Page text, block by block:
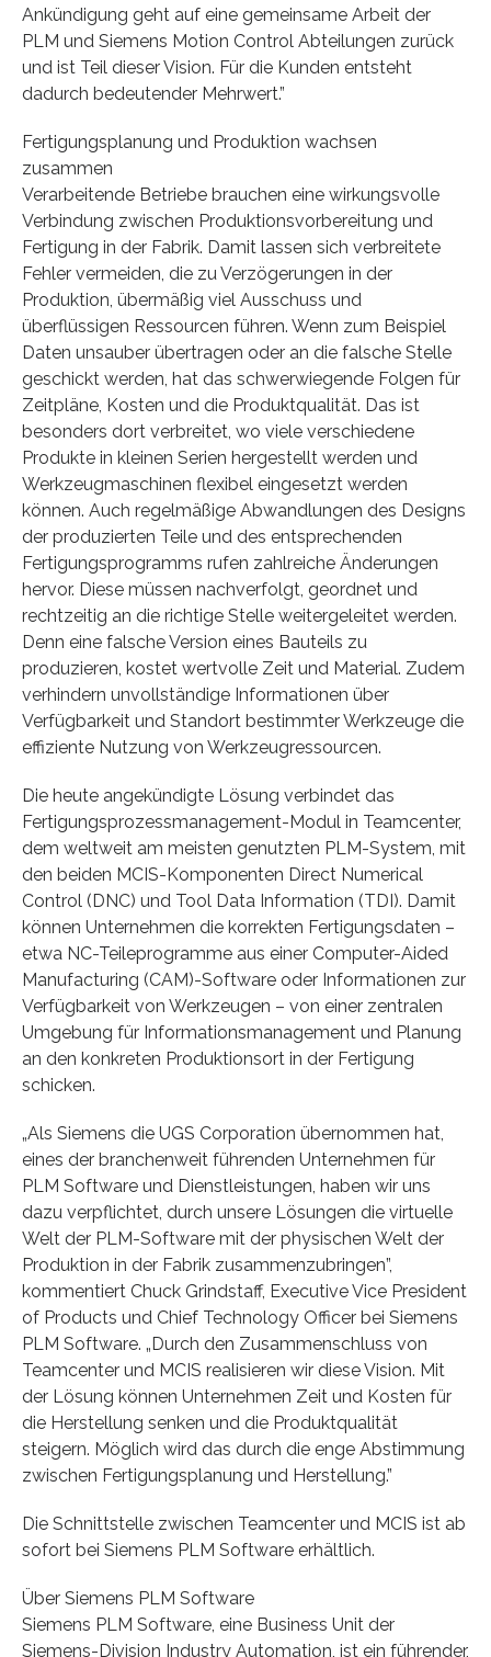
Ankündigung geht auf eine gemeinsame Arbeit der
PLM und Siemens Motion Control Abteilungen zurück
und ist Teil dieser Vision. Für die Kunden entsteht
dadurch bedeutender Mehrwert.”
Fertigungsplanung und Produktion wachsen
zusammen
Verarbeitende Betriebe brauchen eine wirkungsvolle
Verbindung zwischen Produktionsvorbereitung und
Fertigung in der Fabrik. Damit lassen sich verbreitete
Fehler vermeiden, die zu Verzögerungen in der
Produktion, übermäßig viel Ausschuss und
überflüssigen Ressourcen führen. Wenn zum Beispiel
Daten unsauber übertragen oder an die falsche Stelle
geschickt werden, hat das schwerwiegende Folgen für
Zeitpläne, Kosten und die Produktqualität. Das ist
besonders dort verbreitet, wo viele verschiedene
Produkte in kleinen Serien hergestellt werden und
Werkzeugmaschinen flexibel eingesetzt werden
können. Auch regelmäßige Abwandlungen des Designs
der produzierten Teile und des entsprechenden
Fertigungsprogramms rufen zahlreiche Änderungen
hervor. Diese müssen nachverfolgt, geordnet und
rechtzeitig an die richtige Stelle weitergeleitet werden.
Denn eine falsche Version eines Bauteils zu
produzieren, kostet wertvolle Zeit und Material. Zudem
verhindern unvollständige Informationen über
Verfügbarkeit und Standort bestimmter Werkzeuge die
effiziente Nutzung von Werkzeugressourcen.
Die heute angekündigte Lösung verbindet das
Fertigungsprozessmanagement-Modul in Teamcenter,
dem weltweit am meisten genutzten PLM-System, mit
den beiden MCIS-Komponenten Direct Numerical
Control (DNC) und Tool Data Information (TDI). Damit
können Unternehmen die korrekten Fertigungsdaten –
etwa NC-Teileprogramme aus einer Computer-Aided
Manufacturing (CAM)-Software oder Informationen zur
Verfügbarkeit von Werkzeugen – von einer zentralen
Umgebung für Informationsmanagement und Planung
an den konkreten Produktionsort in der Fertigung
schicken.
„Als Siemens die UGS Corporation übernommen hat,
eines der branchenweit führenden Unternehmen für
PLM Software und Dienstleistungen, haben wir uns
dazu verpflichtet, durch unsere Lösungen die virtuelle
Welt der PLM-Software mit der physischen Welt der
Produktion in der Fabrik zusammenzubringen”,
kommentiert Chuck Grindstaff, Executive Vice President
of Products und Chief Technology Officer bei Siemens
PLM Software. „Durch den Zusammenschluss von
Teamcenter und MCIS realisieren wir diese Vision. Mit
der Lösung können Unternehmen Zeit und Kosten für
die Herstellung senken und die Produktqualität
steigern. Möglich wird das durch die enge Abstimmung
zwischen Fertigungsplanung und Herstellung.”
Die Schnittstelle zwischen Teamcenter und MCIS ist ab
sofort bei Siemens PLM Software erhältlich.
Über Siemens PLM Software
Siemens PLM Software, eine Business Unit der
Siemens-Division Industry Automation, ist ein führender,